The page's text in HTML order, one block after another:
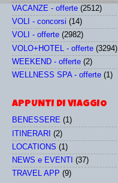
VACANZE - offerte (2512)
VOLI - concorsi (14)
VOLI - offerte (2982)
VOLO+HOTEL - offerte (3294)
WEEKEND - offerte (2)
WELLNESS SPA - offerte (1)
APPUNTI DI VIAGGIO
BENESSERE (1)
ITINERARI (2)
LOCATIONS (1)
NEWS e EVENTI
(37)
TRAVEL APP (9)